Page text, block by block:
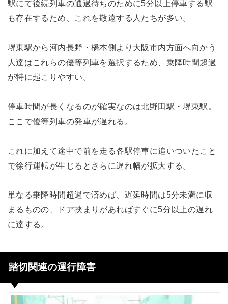
駅にて後続列車の通過待ちのために5分以上停車する駅
も存在するため、これを敬遠する人たちが多い。
堺東駅から河内長野・橋本側より大阪市内方面へ向かう
人達はこれらの優等列車を選択するため、乗降時間超過
が特に起こりやすい。
停車時間が長くなるのが確実なのは北野田駅・堺東駅。
ここで優等列車の発車が遅れる。
これに加えて途中で前を走る各駅停車に追いついたこと
で徐行運転が生じるとさらに遅れ幅が拡大する。
単なる乗降時間超過で済めば、遅延時間は5分未満に収
まるものの、ドア挟まりがあればすぐに5分以上の遅れ
に達する。
踏切関連の運行障害